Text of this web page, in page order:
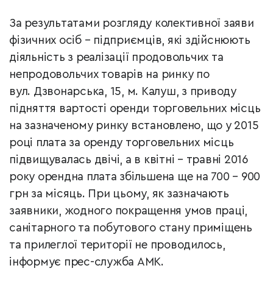
За результатами розгляду колективної заяви
фізичних осіб – підприємців, які здійснюють
діяльність з реалізації продовольчих та
непродовольчих товарів на ринку по
вул. Дзвонарська, 15, м. Калуш, з приводу
підняття вартості оренди торговельних місць
на зазначеному ринку встановлено, що у 2015
році плата за оренду торговельних місць
підвищувалась двічі, а в квітні – травні 2016
року орендна плата збільшена ще на 700 – 900
грн за місяць. При цьому, як зазначають
заявники, жодного покращення умов праці,
санітарного та побутового стану приміщень
та прилеглої території не проводилось,
інформує прес-служба АМК.